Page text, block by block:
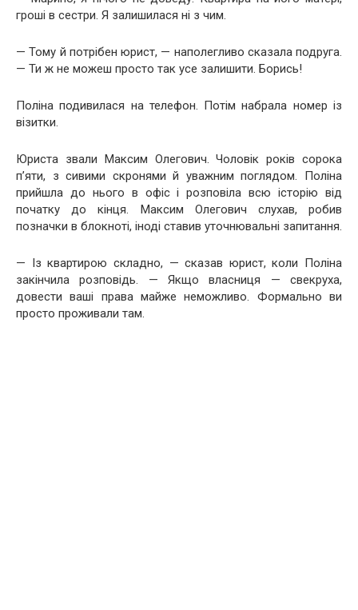
гроші в сестри. Я залишилася ні з чим.
— Тому й потрібен юрист, — наполегливо сказала подруга.
— Ти ж не можеш просто так усе залишити. Борись!
Поліна подивилася на телефон. Потім набрала номер із
візитки.
Юриста звали Максим Олегович. Чоловік років сорока
п’яти, з сивими скронями й уважним поглядом. Поліна
прийшла до нього в офіс і розповіла всю історію від
початку до кінця. Максим Олегович слухав, робив
позначки в блокноті, іноді ставив уточнювальні запитання.
— Із квартирою складно, — сказав юрист, коли Поліна
закінчила розповідь. — Якщо власниця — свекруха,
довести ваші права майже неможливо. Формально ви
просто проживали там.